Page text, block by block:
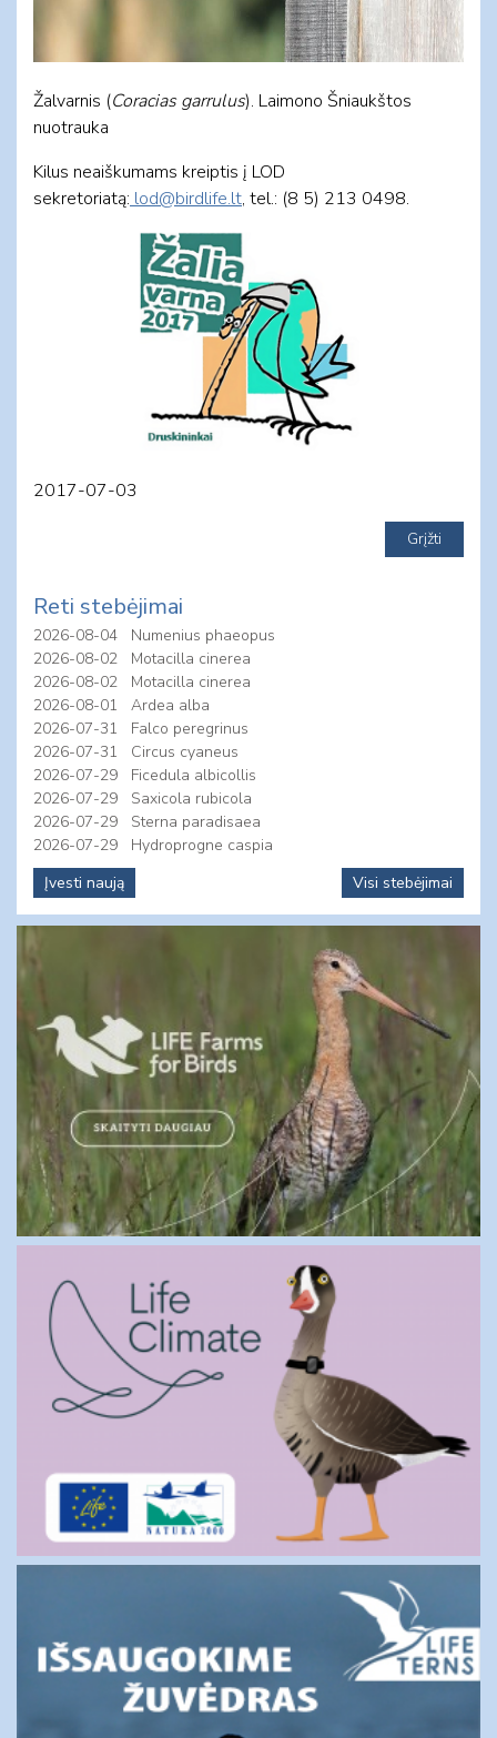
Žalvarnis (Coracias garrulus). Laimono Šniaukštos
nuotrauka
Kilus neaiškumams kreiptis į LOD
sekretoriatą: lod@birdlife.lt, tel.: (8 5) 213 0498.
2017-07-03
Reti stebėjimai
2026-08-04
Numenius phaeopus
2026-08-02
Motacilla cinerea
2026-08-02
Motacilla cinerea
2026-08-01
Ardea alba
2026-07-31
Falco peregrinus
2026-07-31
Circus cyaneus
2026-07-29
Ficedula albicollis
2026-07-29
Saxicola rubicola
2026-07-29
Sterna paradisaea
2026-07-29
Hydroprogne caspia
Įvesti naują
Visi stebėjimai